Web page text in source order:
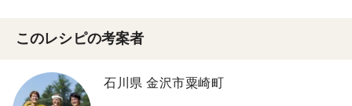
このレシピの考案者
石川県 金沢市粟崎町